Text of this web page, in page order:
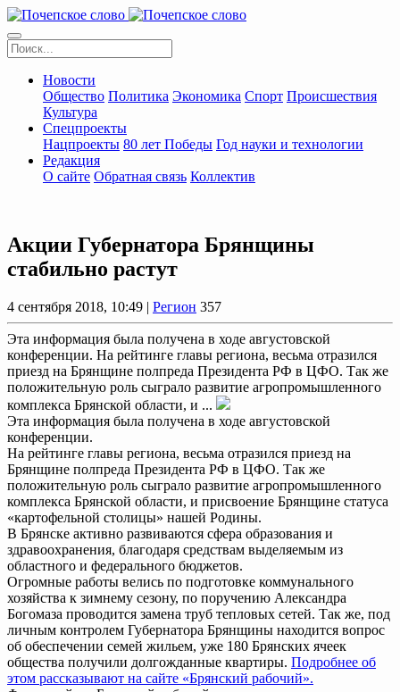
Новости
Общество Политика Экономика Спорт Происшествия
Культура
Спецпроекты
Нацпроекты 80 лет Победы Год науки и технологии
Редакция
О сайте Обратная связь Коллектив
Акции Губернатора Брянщины
стабильно растут
4 сентября 2018, 10:49 | Регион 357
Эта информация была получена в ходе августовской
конференции. На рейтинге главы региона, весьма отразился
приезд на Брянщине полпреда Президента РФ в ЦФО. Так же
положительную роль сыграло развитие агропромышленного
комплекса Брянской области, и ...
Эта информация была получена в ходе августовской
конференции.
На рейтинге главы региона, весьма отразился приезд на
Брянщине полпреда Президента РФ в ЦФО. Так же
положительную роль сыграло развитие агропромышленного
комплекса Брянской области, и присвоение Брянщине статуса
«картофельной столицы» нашей Родины.
В Брянске активно развиваются сфера образования и
здравоохранения, благодаря средствам выделяемым из
областного и федерального бюджетов.
Огромные работы велись по подготовке коммунального
хозяйства к зимнему сезону, по поручению Александра
Богомаза проводится замена труб тепловых сетей. Так же, под
личным контролем Губернатора Брянщины находится вопрос
об обеспечении семей жильем, уже 180 Брянских ячеек
общества получили долгожданные квартиры. Подробнее об
этом рассказывают на сайте «Брянский рабочий».